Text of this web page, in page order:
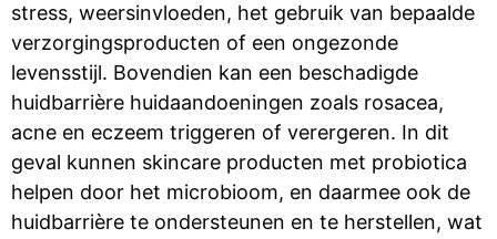
stress, weersinvloeden, het gebruik van bepaalde
verzorgingsproducten of een ongezonde
levensstijl. Bovendien kan een beschadigde
huidbarrière huidaandoeningen zoals rosacea,
acne en eczeem triggeren of verergeren. In dit
geval kunnen skincare producten met probiotica
helpen door het microbioom, en daarmee ook de
huidbarrière te ondersteunen en te herstellen, wat